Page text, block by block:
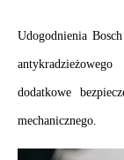
Udogodnienia
dodatkowe
mechanicznego.